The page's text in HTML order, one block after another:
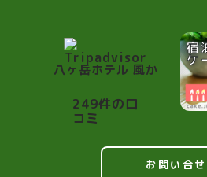
八ヶ岳ホテル 風か
249件の口
コミ
お問い合せ